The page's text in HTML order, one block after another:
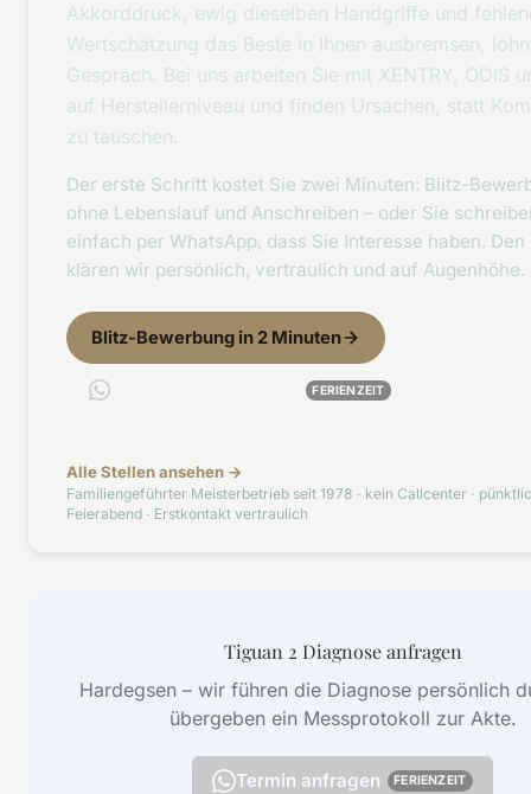
Akkorddruck, ewig dieselben Handgriffe und
Wertschätzung das Beste in Ihnen ausbremsen,
Gespräch. Bei uns arbeiten Sie mit XENTRY, ODIS
auf Herstellerniveau und finden Ursachen, statt
zu tauschen.
Der erste Schritt kostet Sie zwei Minuten: Blitz-
ohne Lebenslauf und Anschreiben – oder Sie
einfach per WhatsApp, dass Sie Interesse haben. Den
klären wir persönlich, vertraulich und auf Augenhöhe.
Blitz-Bewerbung in 2 Minuten
FERIENZEIT
Alle Stellen ansehen →
Familiengeführter Meisterbetrieb seit 1978 · kein Callcenter ·
Feierabend · Erstkontakt vertraulich
Tiguan 2 Diagnose anfragen
Hardegsen – wir führen die Diagnose persönlich
übergeben ein Messprotokoll zur Akte.
Termin anfragen FERIENZEIT